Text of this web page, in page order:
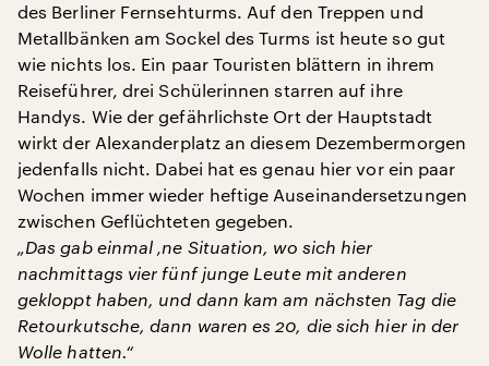
des Berliner Fernsehturms. Auf den Treppen und
Metallbänken am Sockel des Turms ist heute so gut
wie nichts los. Ein paar Touristen blättern in ihrem
Reiseführer, drei Schülerinnen starren auf ihre
Handys. Wie der gefährlichste Ort der Hauptstadt
wirkt der Alexanderplatz an diesem Dezembermorgen
jedenfalls nicht. Dabei hat es genau hier vor ein paar
Wochen immer wieder heftige Auseinandersetzungen
zwischen Geflüchteten gegeben.
„Das gab einmal ‚ne Situation, wo sich hier
nachmittags vier fünf junge Leute mit anderen
gekloppt haben, und dann kam am nächsten Tag die
Retourkutsche, dann waren es 20, die sich hier in der
Wolle hatten.“